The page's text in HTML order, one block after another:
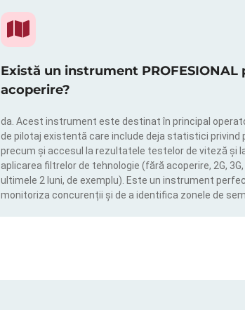
Există un instrument
acoperire?
da. Acest instrument este destinat în principal
de pilotaj existentă care include deja statistici
precum și accesul la rezultatele testelor de viteză și
aplicarea filtrelor de tehnologie (fără acoperire, 2G,
ultimele 2 luni, de exemplu). Este un instrument
monitoriza concurenții și de a identifica zonele de